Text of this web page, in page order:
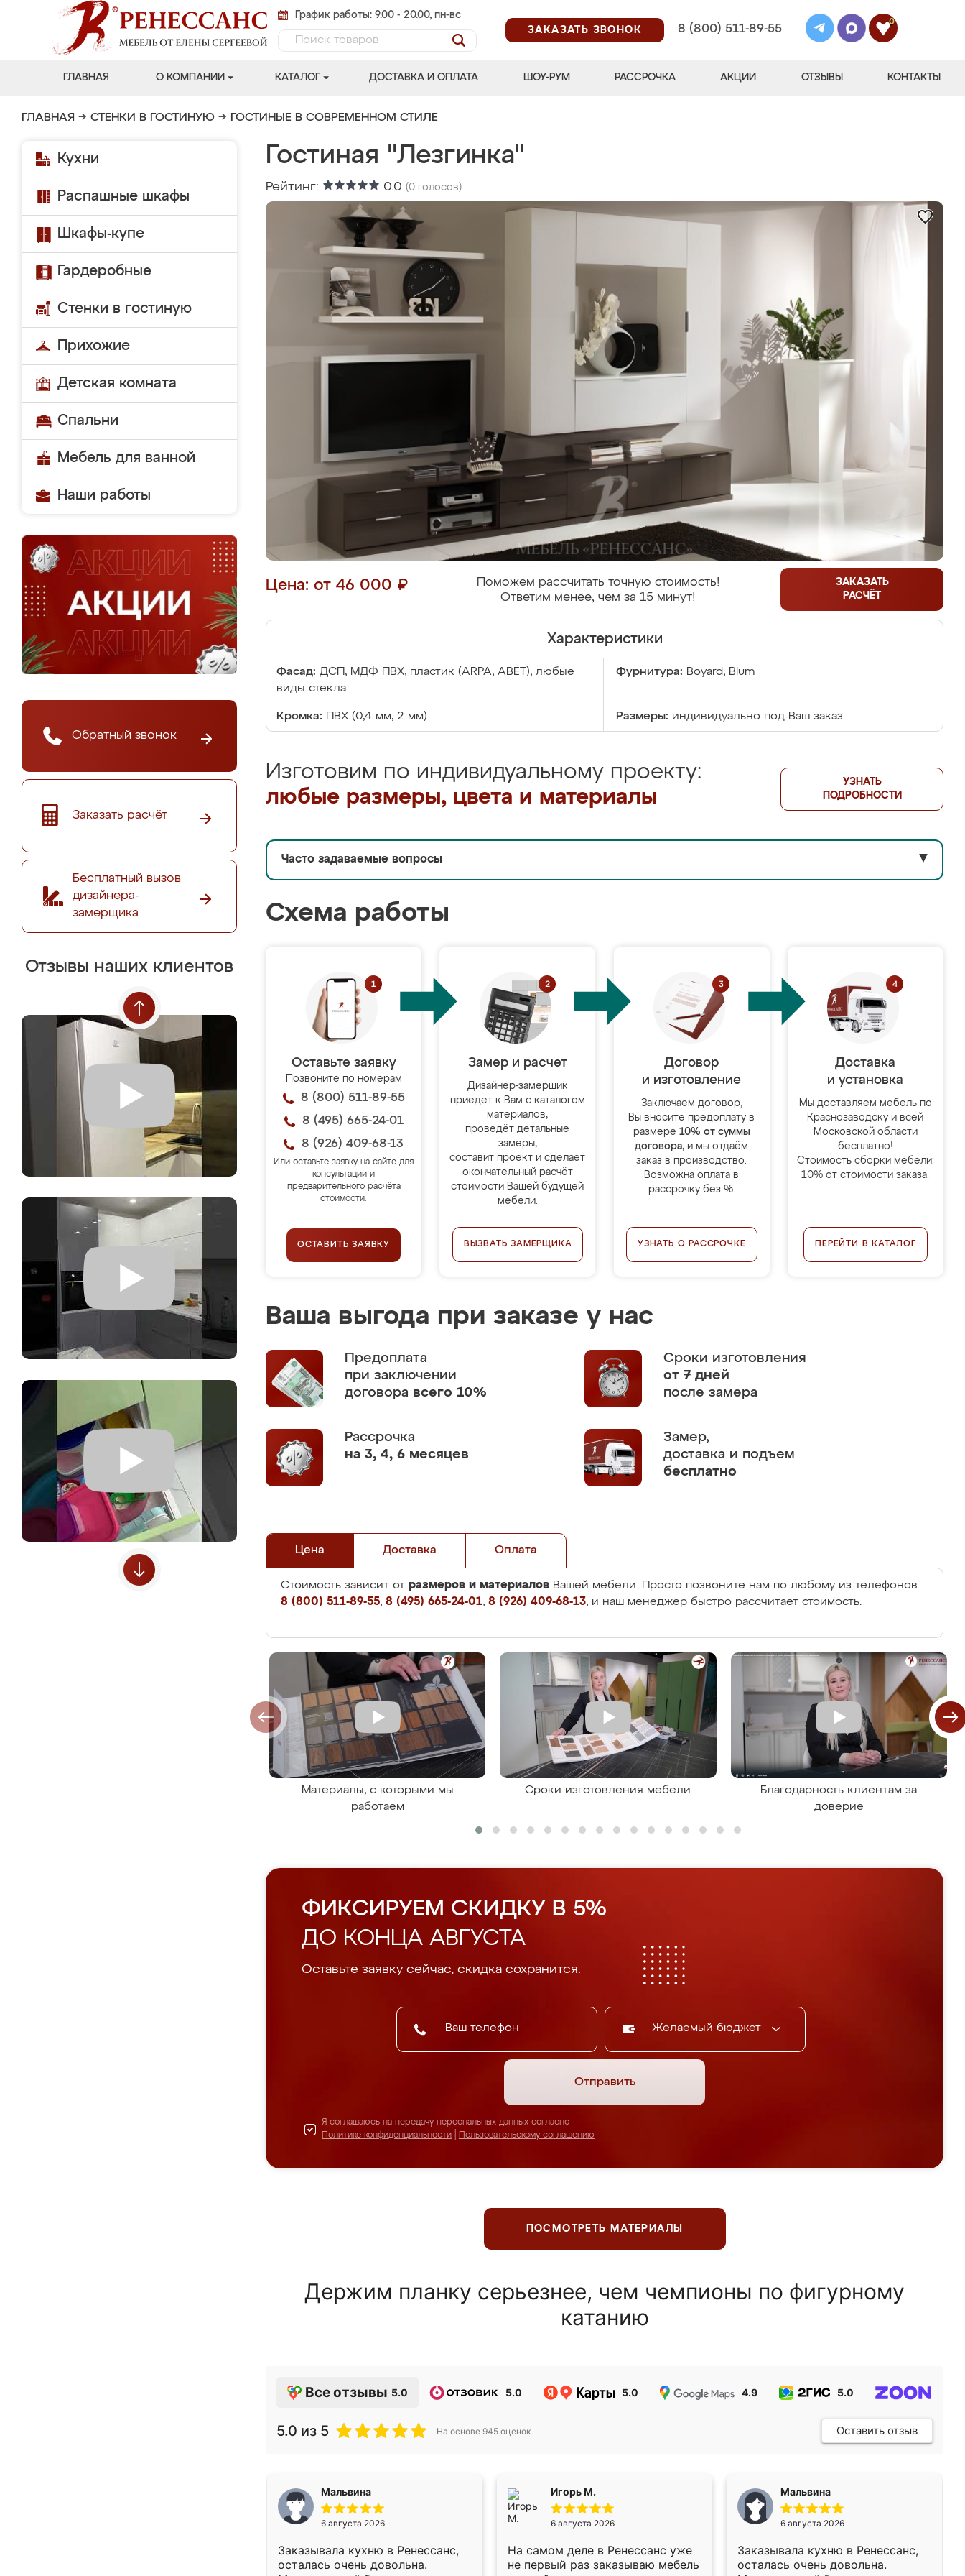
График работы: 9.00 - 20.00, пн-вс
ЗАКАЗАТЬ ЗВОНОК
8 (800) 511-89-55
0
ГЛАВНАЯ О КОМПАНИИ КАТАЛОГ ДОСТАВКА И ОПЛАТА ШОУ-РУМ РАССРОЧКА АКЦИИ ОТЗЫВЫ КОНТАКТЫ
ГЛАВНАЯ → СТЕНКИ В ГОСТИНУЮ → ГОСТИНЫЕ В СОВРЕМЕННОМ СТИЛЕ
Кухни
Распашные шкафы
Шкафы-купе
Гардеробные
Стенки в гостиную
Прихожие
Детская комната
Спальни
Мебель для ванной
Наши работы
Обратный звонок
Заказать расчёт
Бесплатный вызов
дизайнера-
замерщика
Отзывы наших клиентов
Гостиная "Лезгинка"
Рейтинг: 0.0 (0 голосов)
Цена: от 46 000 ₽
Поможем рассчитать точную стоимость!
Ответим менее, чем за 15 минут!
ЗАКАЗАТЬ
РАСЧЁТ
Характеристики
Фасад: ДСП, МДФ ПВХ, пластик (ARPA, ABET), любые
виды стекла
Фурнитура: Boyard, Blum
Кромка: ПВХ (0,4 мм, 2 мм) Размеры: индивидуально под Ваш заказ
Изготовим по индивидуальному проекту:
любые размеры, цвета и материалы
УЗНАТЬ
ПОДРОБНОСТИ
Часто задаваемые вопросы ▼
Схема работы
Оставьте заявку
Позвоните по номерам
8 (800) 511-89-55
8 (495) 665-24-01
8 (926) 409-68-13
Или оставьте заявку на сайте для
консультации и
предварительного расчёта
стоимости.
ОСТАВИТЬ ЗАЯВКУ
Замер и расчет
Дизайнер-замерщик
приедет к Вам с каталогом
материалов,
проведёт детальные
замеры,
составит проект и сделает
окончательный расчёт
стоимости Вашей будущей
мебели.
ВЫЗВАТЬ ЗАМЕРЩИКА
Договор
и изготовление
Заключаем договор,
Вы вносите предоплату в
размере 10% от суммы
договора, и мы отдаём
заказ в производство.
Возможна оплата в
рассрочку без %.
УЗНАТЬ О РАССРОЧКЕ
Доставка
и установка
Мы доставляем мебель по
Краснозаводску и всей
Московской области
бесплатно!
Стоимость сборки мебели:
10% от стоимости заказа.
ПЕРЕЙТИ В КАТАЛОГ
Ваша выгода при заказе у нас
Предоплата
при заключении
договора всего 10%
Сроки изготовления
от 7 дней
после замера
Рассрочка
на 3, 4, 6 месяцев
Замер,
доставка и подъем
бесплатно
Цена Доставка Оплата
Стоимость зависит от размеров и материалов Вашей мебели. Просто позвоните нам по любому из телефонов:
8 (800) 511-89-55, 8 (495) 665-24-01, 8 (926) 409-68-13, и наш менеджер быстро рассчитает стоимость.
Материалы, с которыми мы
работаем
Сроки изготовления мебели
Благодарность клиентам за
доверие
ФИКСИРУЕМ СКИДКУ В 5%
ДО КОНЦА АВГУСТА
Оставьте заявку сейчас, скидка сохранится.
Желаемый бюджет
Отправить
Я соглашаюсь на передачу персональных данных согласно
Политике конфиденциальности
Пользовательскому соглашению
ПОСМОТРЕТЬ МАТЕРИАЛЫ
Держим планку серьезнее, чем чемпионы по фигурному
катанию
Все отзывы 5.0 5.0 5.0 4.9 5.0
5.0 из 5 На основе 945 оценок Оставить отзыв
Мальвина
6 августа 2026
Заказывала кухню в Ренессанс,
осталась очень довольна.
Игорь М.
6 августа 2026
На самом деле в Ренессанс уже
не первый раз заказываю мебель
Мальвина
6 августа 2026
Заказывала кухню в Ренессанс,
осталась очень довольна.